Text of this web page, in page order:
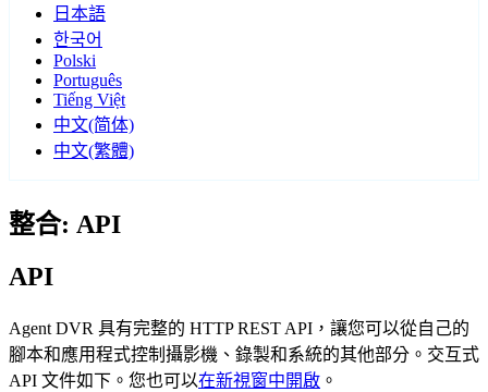
日本語
한국어
Polski
Português
Tiếng Việt
中文(简体)
中文(繁體)
整合: API
API
Agent DVR 具有完整的 HTTP REST API，讓您可以從自己的
腳本和應用程式控制攝影機、錄製和系統的其他部分。交互式
API 文件如下。您也可以在新視窗中開啟 。